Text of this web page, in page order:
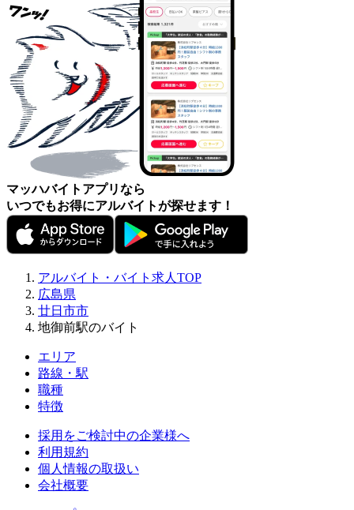
マッハバイトアプリなら
いつでもお得にアルバイトが探せます！
アルバイト・バイト求人TOP
広島県
廿日市市
地御前駅のバイト
エリア
路線・駅
職種
特徴
採用をご検討中の企業様へ
利用規約
個人情報の取扱い
会社概要